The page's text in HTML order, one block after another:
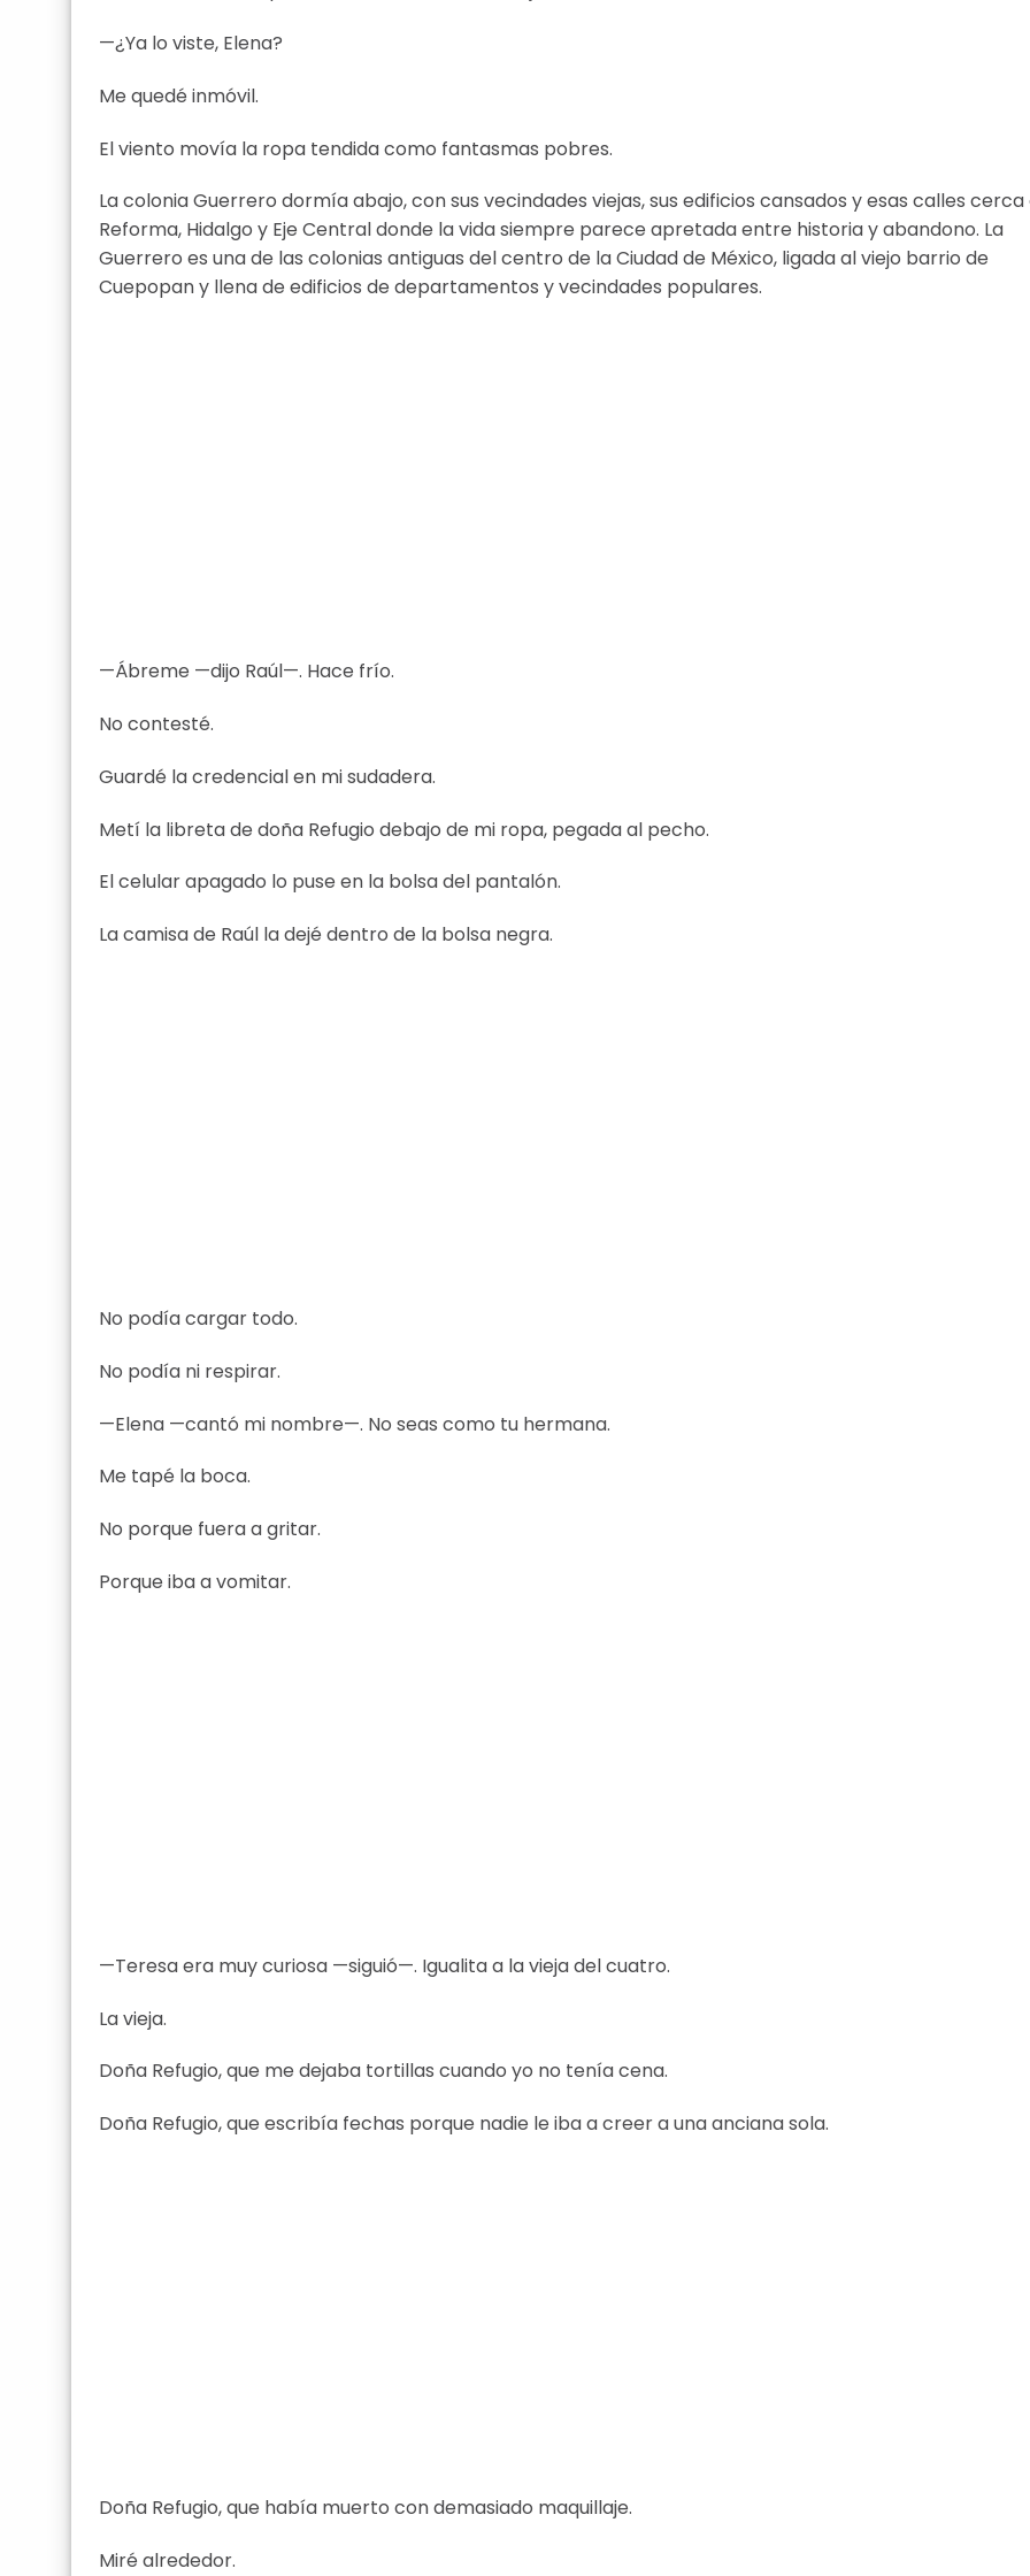
—¿Ya lo viste, Elena?
Me quedé inmóvil.
El viento movía la ropa tendida como fantasmas pobres.
La colonia Guerrero dormía abajo, con sus vecindades viejas, sus edificios cansados y esas calles cerca
Reforma, Hidalgo y Eje Central donde la vida siempre parece apretada entre historia y abandono. La
Guerrero es una de las colonias antiguas del centro de la Ciudad de México, ligada al viejo barrio de
Cuepopan y llena de edificios de departamentos y vecindades populares.
—Ábreme —dijo Raúl—. Hace frío.
No contesté.
Guardé la credencial en mi sudadera.
Metí la libreta de doña Refugio debajo de mi ropa, pegada al pecho.
El celular apagado lo puse en la bolsa del pantalón.
La camisa de Raúl la dejé dentro de la bolsa negra.
No podía cargar todo.
No podía ni respirar.
—Elena —cantó mi nombre—. No seas como tu hermana.
Me tapé la boca.
No porque fuera a gritar.
Porque iba a vomitar.
—Teresa era muy curiosa —siguió—. Igualita a la vieja del cuatro.
La vieja.
Doña Refugio, que me dejaba tortillas cuando yo no tenía cena.
Doña Refugio, que escribía fechas porque nadie le iba a creer a una anciana sola.
Doña Refugio, que había muerto con demasiado maquillaje.
Miré alrededor.